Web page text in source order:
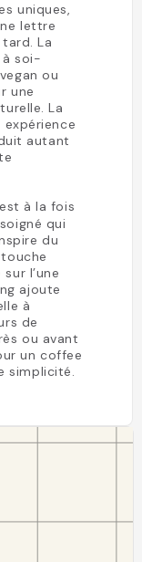
uniques,
lettre
La
soi-
ou
une
La
autant
à la fois
qui
du
l’une
ajoute
à
de
ou avant
un coffee
simplicité.